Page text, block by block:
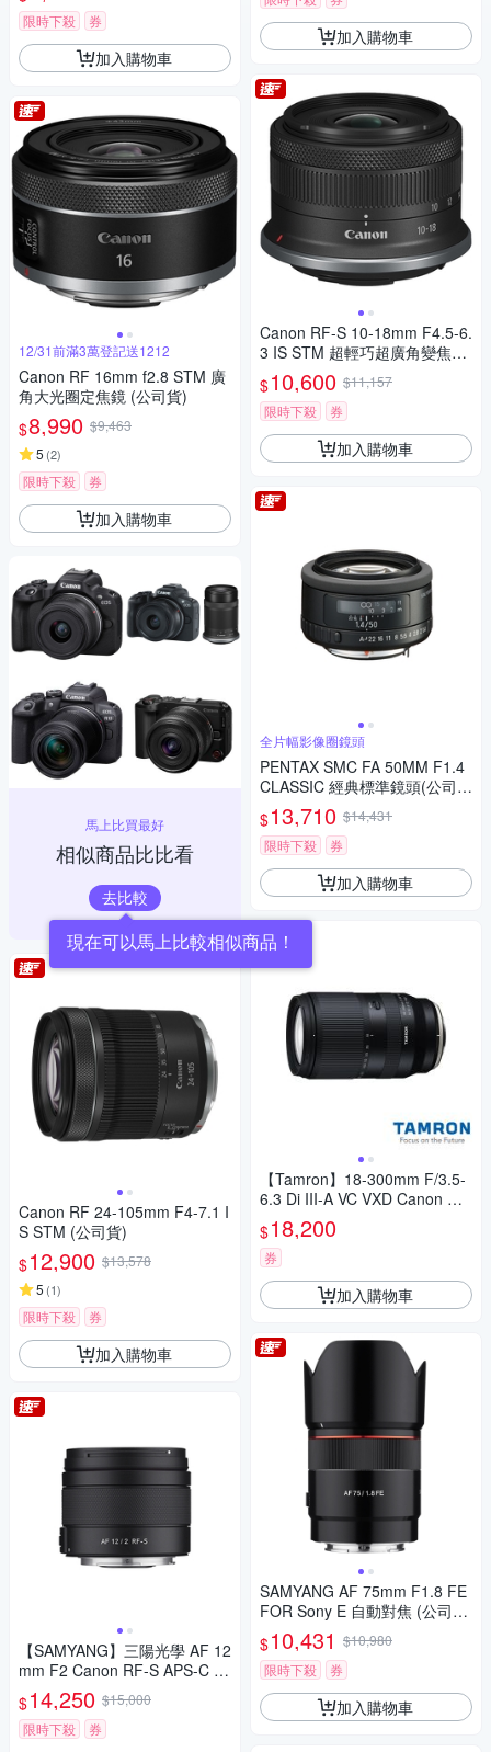
限時下殺
券
加入購物車
12/31前滿3萬登記送1212
Canon RF 16mm f2.8 STM 廣
角大光圈定焦鏡 (公司貨)
$8,990 $9,463
5 (2)
限時下殺 券
加入購物車
馬上比買最好
相似商品比比看
去比較
現在可以馬上比較相似商品！
Canon RF 24-105mm F4-7.1 I
S STM (公司貨)
$12,900 $13,578
5 (1)
限時下殺 券
加入購物車
【SAMYANG】三陽光學 AF 12
mm F2 Canon RF-S APS-C 自
動對焦鏡頭 公司貨
$14,250 $15,000
限時下殺
券
加入購物車
Canon RF-S 10-18mm F4.5-6.
3 IS STM 超輕巧超廣角變焦鏡
頭 公司貨
$10,600 $11,157
限時下殺
券
加入購物車
全片幅影像圈鏡頭
PENTAX SMC FA 50MM F1.4
CLASSIC 經典標準鏡頭(公司
貨)
$13,710 $14,431
限時下殺
券
加入購物車
【Tamron】18-300mm F/3.5-
6.3 Di III-A VC VXD Canon RF
-S接環 B061(公司貨 3年保固)
$18,200
券
加入購物車
SAMYANG AF 75mm F1.8 FE
FOR Sony E 自動對焦 (公司
貨)
$10,431 $10,980
限時下殺
券
加入購物車